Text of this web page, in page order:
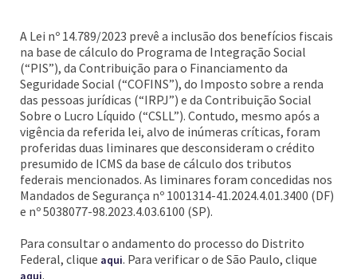
A Lei nº 14.789/2023 prevê a inclusão dos benefícios fiscais
na base de cálculo do Programa de Integração Social
(“PIS”), da Contribuição para o Financiamento da
Seguridade Social (“COFINS”), do Imposto sobre a renda
das pessoas jurídicas (“IRPJ”) e da Contribuição Social
Sobre o Lucro Líquido (“CSLL”). Contudo, mesmo após a
vigência da referida lei, alvo de inúmeras críticas, foram
proferidas duas liminares que desconsideram o crédito
presumido de ICMS da base de cálculo dos tributos
federais mencionados. As liminares foram concedidas nos
Mandados de Segurança nº 1001314-41.2024.4.01.3400 (DF)
e nº 5038077-98.2023.4.03.6100 (SP).
Para consultar o andamento do processo do Distrito
Federal, clique aqui. Para verificar o de São Paulo, clique
aqui.